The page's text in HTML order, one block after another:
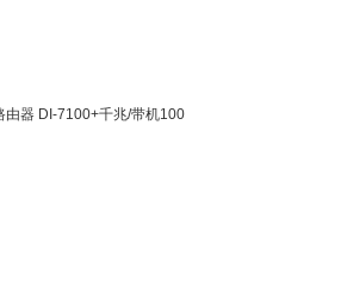
由器 DI-7100+千兆/带机100